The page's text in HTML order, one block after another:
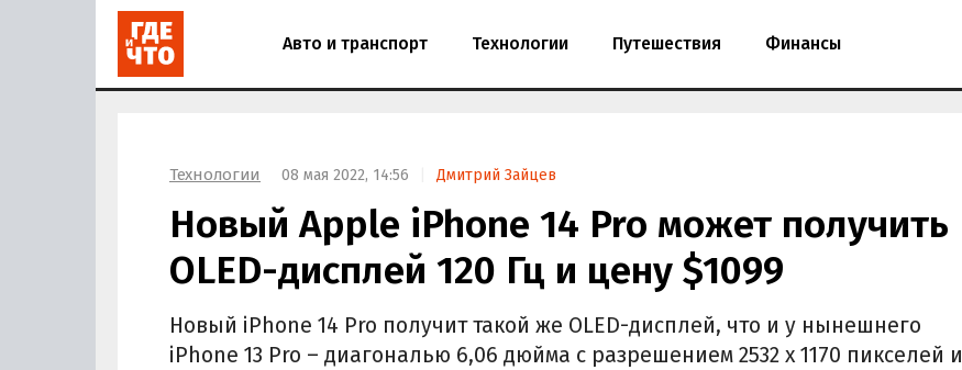
Авто и транспорт Технологии Путешествия Финансы
Технологии 08 мая 2022, 14:56 Дмитрий Зайцев
Новый Apple iPhone 14 Pro может получить
OLED-дисплей 120 Гц и цену $1099
Новый iPhone 14 Pro получит такой же OLED-дисплей, что и у нынешнего
iPhone 13 Pro – диагональю 6,06 дюйма с разрешением 2532 х 1170 пикселей и